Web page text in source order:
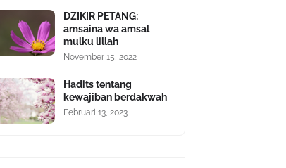
DZIKIR PETANG:
amsaina wa amsal
mulku lillah
November 15, 2022
Hadits tentang
kewajiban berdakwah
Februari 13, 2023